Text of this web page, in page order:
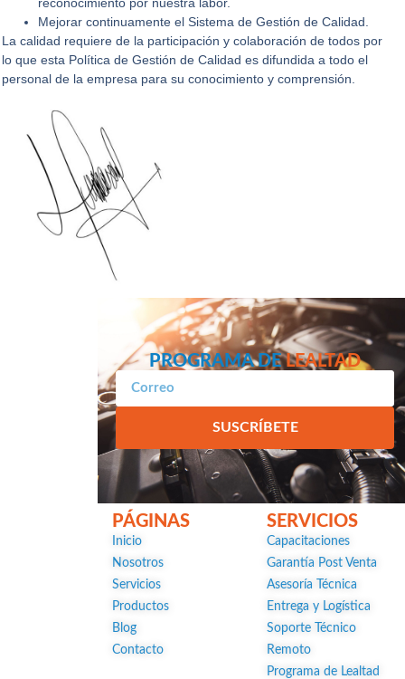
Mejorar continuamente el Sistema de Gestión de Calidad.
La calidad requiere de la participación y colaboración de todos por
lo que esta Política de Gestión de Calidad es difundida a todo el
personal de la empresa para su conocimiento y comprensión.
PROGRAMA DELEALTAD
SUSCRÍBETE
PÁGINAS
Inicio
Nosotros
Servicios
Productos
Blog
Contacto
SERVICIOS
Capacitaciones
Garantía Post Venta
Asesoría Técnica
Entrega y Logística
Soporte Técnico
Remoto
Programa de Lealtad